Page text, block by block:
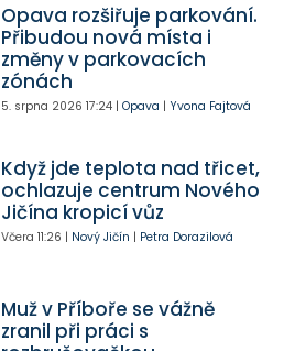
Opava rozšiřuje parkování.
Přibudou nová místa i
změny v parkovacích
zónách
5. srpna 2026 17:24| Opava | Yvona Fajtová
Když jde teplota nad třicet,
ochlazuje centrum Nového
Jičína kropicí vůz
Včera 11:26 | Nový Jičín | Petra Dorazilová
Muž v Příboře se vážně
zranil při práci s